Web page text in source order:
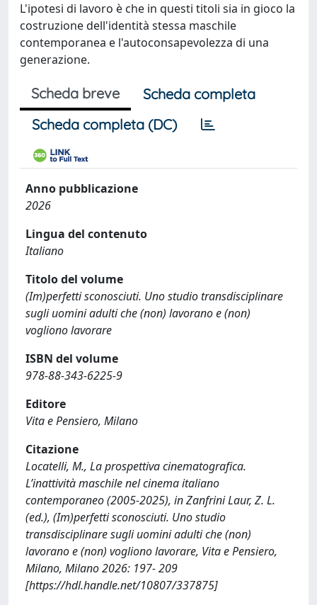
L'ipotesi di lavoro è che in questi titoli sia in gioco la
costruzione dell'identità stessa maschile
contemporanea e l'autoconsapevolezza di una
generazione.
Scheda breve
Scheda completa
Scheda completa (DC)
Anno pubblicazione
2026
Lingua del contenuto
Italiano
Titolo del volume
(Im)perfetti sconosciuti. Uno studio transdisciplinare
sugli uomini adulti che (non) lavorano e (non)
vogliono lavorare
ISBN del volume
978-88-343-6225-9
Editore
Vita e Pensiero, Milano
Citazione
Locatelli, M., La prospettiva cinematografica.
L’inattività maschile nel cinema italiano
contemporaneo (2005-2025), in Zanfrini Laur, Z. L.
(ed.), (Im)perfetti sconosciuti. Uno studio
transdisciplinare sugli uomini adulti che (non)
lavorano e (non) vogliono lavorare, Vita e Pensiero,
Milano, Milano 2026: 197- 209
[https://hdl.handle.net/10807/337875]